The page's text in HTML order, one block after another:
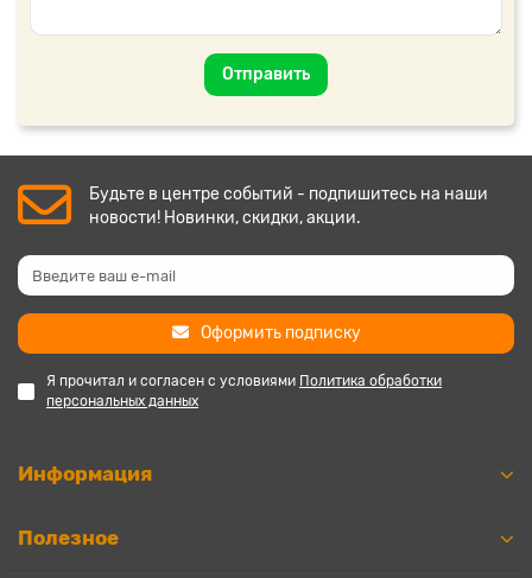
Отправить
Будьте в центре событий - подпишитесь на наши
новости! Новинки, скидки, акции.
Оформить подписку
Я прочитал и согласен с условиями Политика обработки
персональных данных
Информация
Полезное